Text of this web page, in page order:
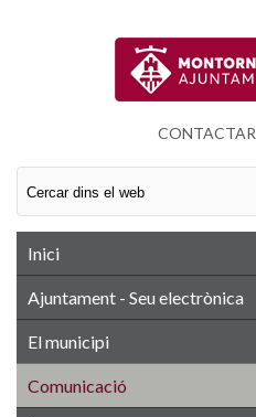
CONTACTAR
Inici
Ajuntament - Seu electrònica
El municipi
Comunicació